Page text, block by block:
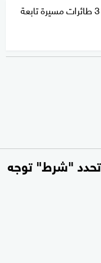
الجيش الأميركي يسقط 3 طائرات مسيرة تابعة
"شرط" توجه